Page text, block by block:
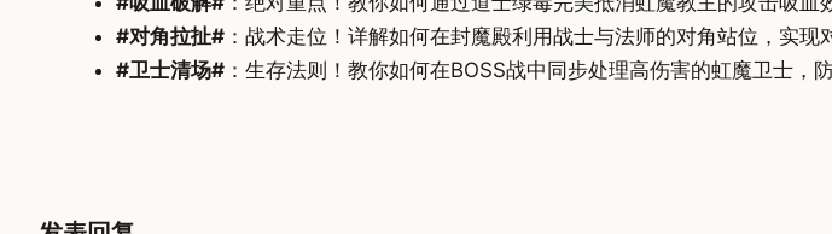
#对角拉扯# ：战术走位！详解如何在封魔殿利用战士与法师的对角站位，实现
#卫士清场# ：生存法则！教你如何在BOSS战中同步处理高伤害的虹魔卫士，